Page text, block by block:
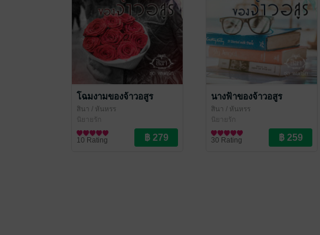
โฉมงามของจ้าวอสูร
สินา / หันหรร
นิยายรัก
10 Rating
นางฟ้าของจ้าวอสูร
สินา / หันหรร
นิยายรัก
30 Rating